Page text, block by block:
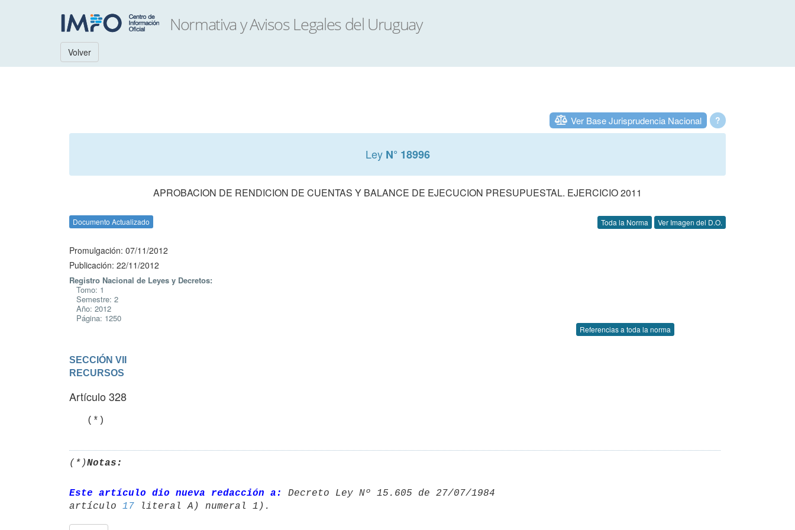
Volver
?
Ver Base Jurisprudencia Nacional
Ley N° 18996
APROBACION DE RENDICION DE CUENTAS Y BALANCE DE EJECUCION PRESUPUESTAL. EJERCICIO 2011
Documento Actualizado Toda la Norma Ver Imagen del D.O.
Promulgación: 07/11/2012
Publicación: 22/11/2012
Registro Nacional de Leyes y Decretos:
Tomo: 1
Semestre: 2
Año: 2012
Página: 1250
Referencias a toda la norma
SECCIÓN VII
RECURSOS
Artículo 328
   (*)
(*)Notas:
Este artículo dio nueva redacción a:
Decreto Ley Nº 15.605 de 27/07/1984
artículo 17